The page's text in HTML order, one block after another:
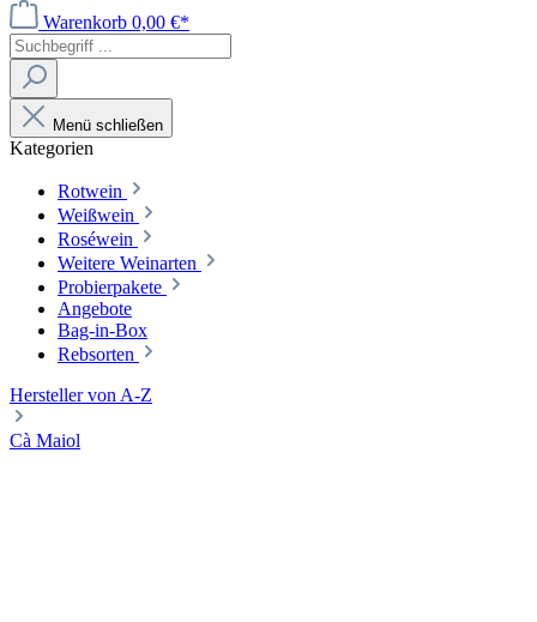
Warenkorb 0,00 €*
Menü schließen
Kategorien
Rotwein
Weißwein
Roséwein
Weitere Weinarten
Probierpakete
Angebote
Bag-in-Box
Rebsorten
Hersteller von A-Z
Cà Maiol